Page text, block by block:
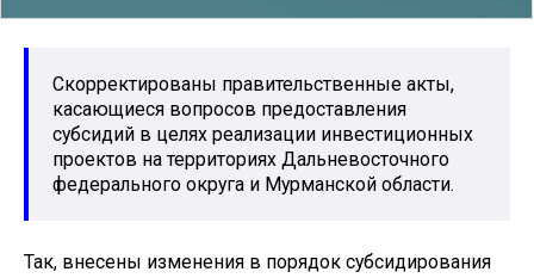
Скорректированы правительственные акты,
касающиеся вопросов предоставления
субсидий в целях реализации инвестиционных
проектов на территориях Дальневосточного
федерального округа и Мурманской области.
Так, внесены изменения в порядок субсидирования